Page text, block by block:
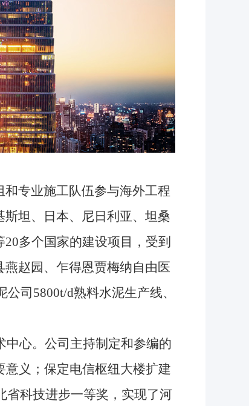
专业施工队伍参与海外工程
坦、日本、尼日利亚、坦桑
多个国家的建设项目，受到
赵园、乍得恩贾梅纳自由医
司5800t/d熟料水泥生产线、
心。公司主持制定和参编的
义；保定电信枢纽大楼扩建
省科技进步一等奖，实现了河